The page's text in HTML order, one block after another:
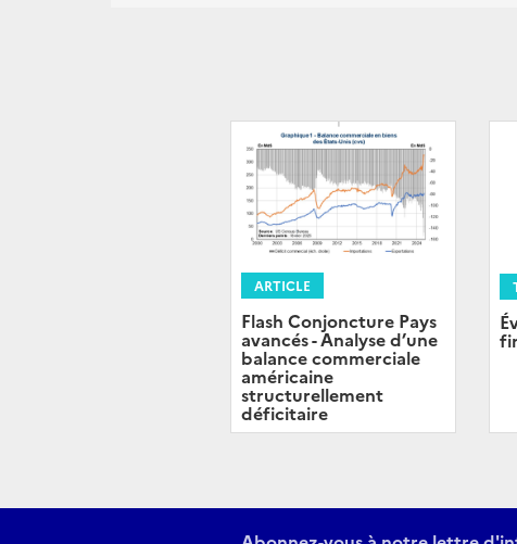
ARTICLE
Flash Conjoncture Pays
avancés - Analyse d’une
balance commerciale
américaine
structurellement
déficitaire